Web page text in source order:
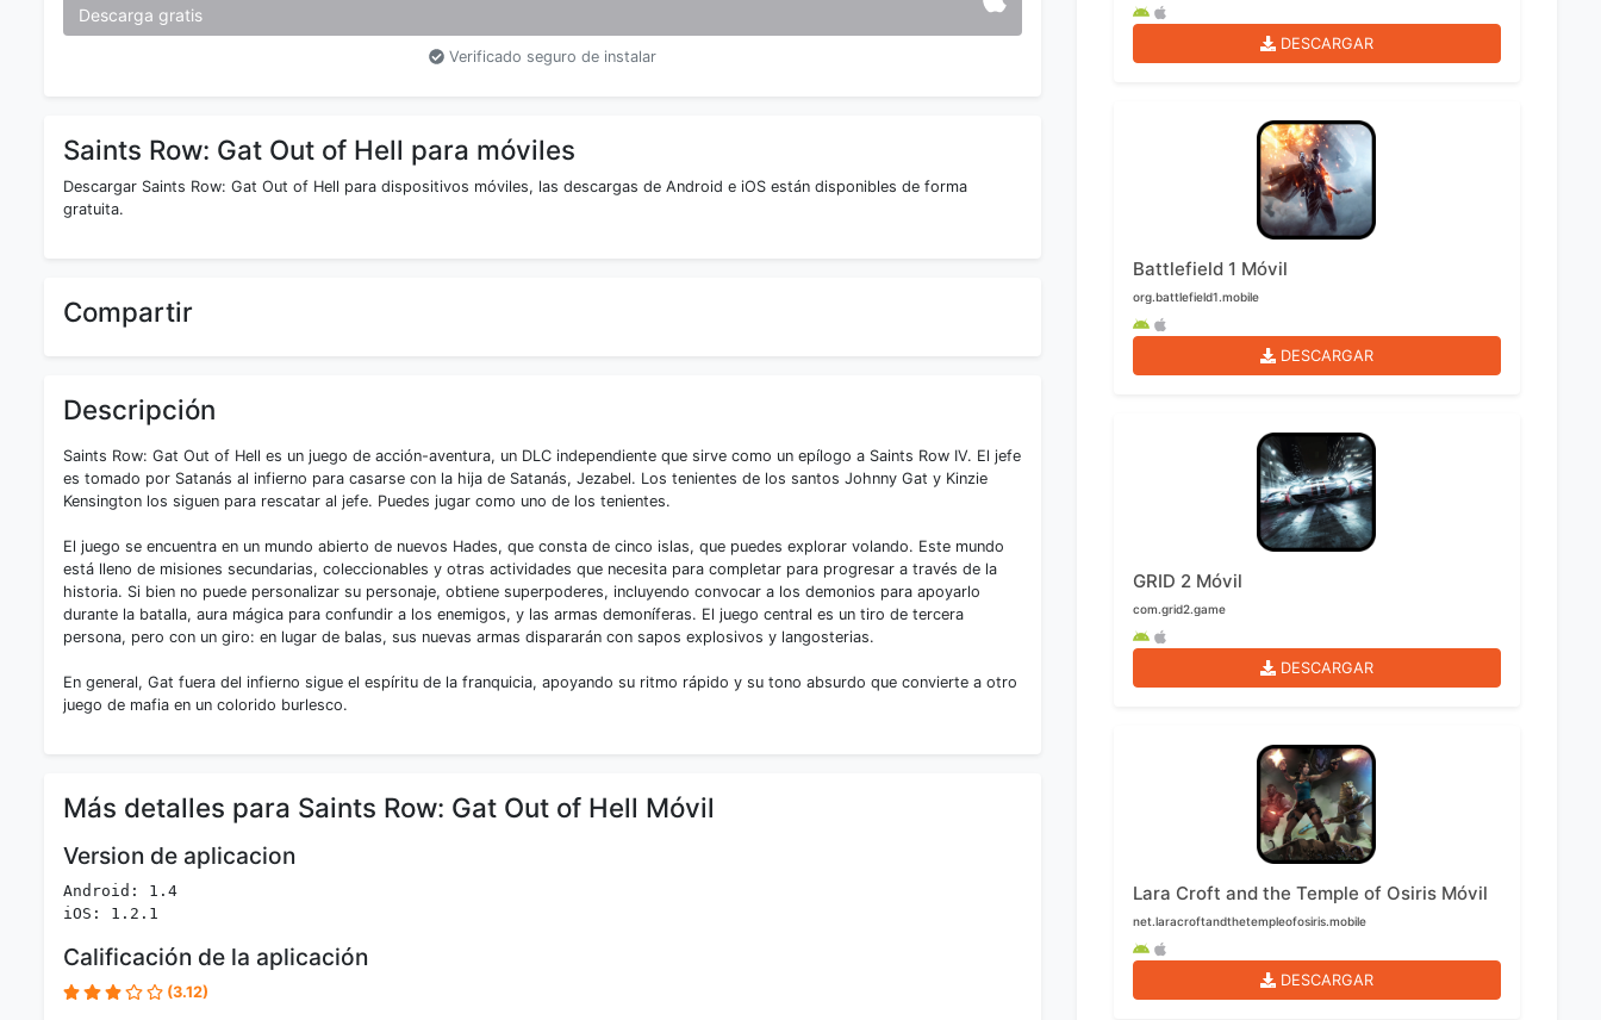
Descarga gratis
Verificado seguro de instalar
Saints Row: Gat Out of Hell para móviles
Descargar Saints Row: Gat Out of Hell para dispositivos móviles, las descargas de Android e iOS están disponibles de forma
gratuita.
Compartir
Descripción
Saints Row: Gat Out of Hell es un juego de acción-aventura, un DLC independiente que sirve como un epílogo a Saints Row IV. El jefe
es tomado por Satanás al infierno para casarse con la hija de Satanás, Jezabel. Los tenientes de los santos Johnny Gat y Kinzie
Kensington los siguen para rescatar al jefe. Puedes jugar como uno de los tenientes.
El juego se encuentra en un mundo abierto de nuevos Hades, que consta de cinco islas, que puedes explorar volando. Este mundo
está lleno de misiones secundarias, coleccionables y otras actividades que necesita para completar para progresar a través de la
historia. Si bien no puede personalizar su personaje, obtiene superpoderes, incluyendo convocar a los demonios para apoyarlo
durante la batalla, aura mágica para confundir a los enemigos, y las armas demoníferas. El juego central es un tiro de tercera
persona, pero con un giro: en lugar de balas, sus nuevas armas dispararán con sapos explosivos y langosterias.
En general, Gat fuera del infierno sigue el espíritu de la franquicia, apoyando su ritmo rápido y su tono absurdo que convierte a otro
juego de mafia en un colorido burlesco.
Más detalles para Saints Row: Gat Out of Hell Móvil
Version de aplicacion
Android: 1.4
iOS: 1.2.1
Calificación de la aplicación
(3.12)
DESCARGAR
Battlefield 1 Móvil
org.battlefield1.mobile
DESCARGAR
GRID 2 Móvil
com.grid2.game
DESCARGAR
Lara Croft and the Temple of Osiris Móvil
net.laracroftandthetempleofosiris.mobile
DESCARGAR